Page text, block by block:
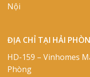
Nội
ĐỊA CHỈ TẠI HẢI
HD-159 – Vinhomes
Phòng